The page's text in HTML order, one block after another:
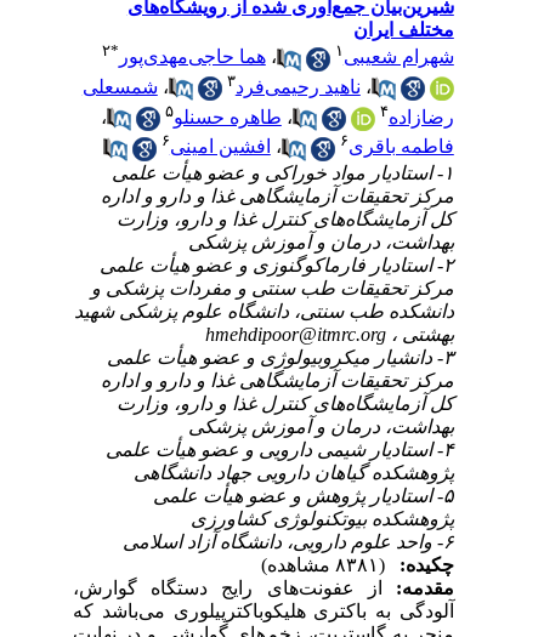
شیرین‌بیان جمع‌آوری شده از رویشگاه‌های
مختلف ایران
شهرام شعیبی
،هما حاجی‌مهدی‌پور
،ناهید رحیمی‌فرد ۳ ،شمسعلی
رضا‌زاده ۴ ،طاهره حسنلو
،
فاطمه باقری
،افشین امینی
۱- استادیار مواد خوراکی و عضو هیأت علمی
مرکز تحقیقات آزمایشگاهی غذا و دارو و اداره
کل آزمایشگاه‌های کنترل غذا و دارو، وزارت
بهداشت، درمان و آموزش پزشکی
۲- استادیار فارماکوگنوزی و عضو هیأت علمی
مرکز تحقیقات طب سنتی و مفردات پزشکی و
دانشکده طب سنتی، دانشگاه علوم پزشکی شهید
بهشتی ،hmehdipoor@itmrc.org
۳- دانشیار میکروبیولوژی و عضو هیأت علمی
مرکز تحقیقات آزمایشگاهی غذا و دارو و اداره
کل آزمایشگاه‌های کنترل غذا و دارو، وزارت
بهداشت، درمان و آموزش پزشکی
۴- استادیار شیمی دارویی و عضو هیأت علمی
پژوهشکده گیاهان دارویی جهاد دانشگاهی
۵- استادیار پژوهش و عضو هیأت علمی
پژوهشکده بیوتکنولوژی کشاورزی
چکیده:
(۸۳۸۱ مشاهده)
مقدمه:از عفونت‌های رایج دستگاه گوارش،
آلودگی به باکتری هلیکوباکترپیلوری می‌باشد که